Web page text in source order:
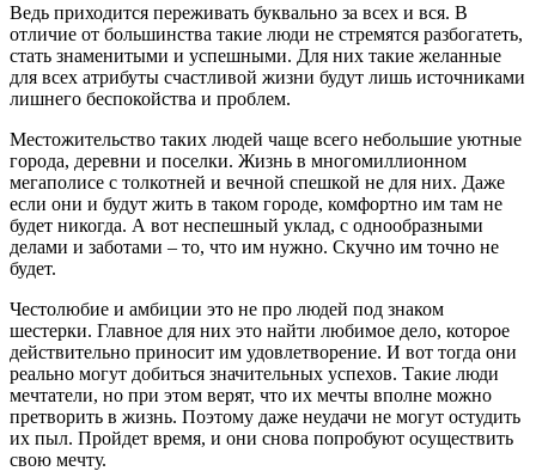
Ведь приходится переживать буквально за всех и вся. В
отличие от большинства такие люди не стремятся разбогатеть,
стать знаменитыми и успешными. Для них такие желанные
для всех атрибуты счастливой жизни будут лишь источниками
лишнего беспокойства и проблем.
Местожительство таких людей чаще всего небольшие уютные
города, деревни и поселки. Жизнь в многомиллионном
мегаполисе с толкотней и вечной спешкой не для них. Даже
если они и будут жить в таком городе, комфортно им там не
будет никогда. А вот неспешный уклад, с однообразными
делами и заботами – то, что им нужно. Скучно им точно не
будет.
Честолюбие и амбиции это не про людей под знаком
шестерки. Главное для них это найти любимое дело, которое
действительно приносит им удовлетворение. И вот тогда они
реально могут добиться значительных успехов. Такие люди
мечтатели, но при этом верят, что их мечты вполне можно
претворить в жизнь. Поэтому даже неудачи не могут остудить
их пыл. Пройдет время, и они снова попробуют осуществить
свою мечту.